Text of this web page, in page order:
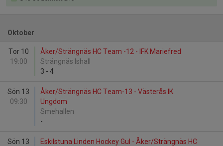
Oktober
Tor 10
19:00
Åker/Strängnäs HC Team -12 - IFK Mariefred
Strängnäs Ishall
3 - 4
Sön 13
09:30
Åker/Strängnäs HC Team-13 - Västerås IK
Ungdom
Smehallen
-
Sön 13
Eskilstuna Linden Hockey Gul - Åker/Strängnäs HC